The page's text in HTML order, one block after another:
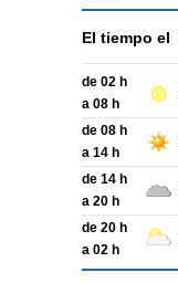
El tiempo el
de 02 h
a 08 h
de 08 h
a 14 h
de 14 h
a 20 h
de 20 h
a 02 h